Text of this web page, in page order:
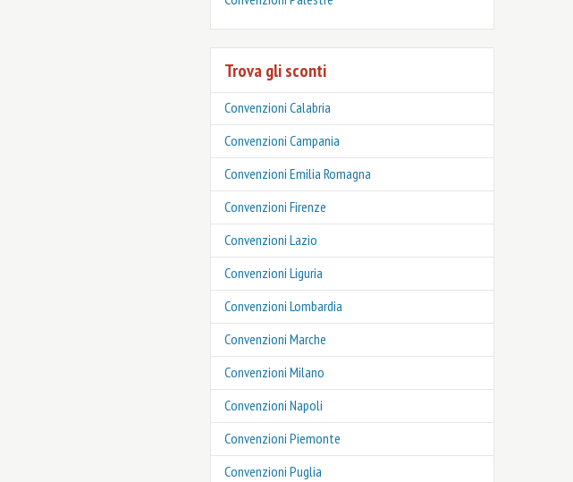
Trova gli sconti
Convenzioni Calabria
Convenzioni Campania
Convenzioni Emilia Romagna
Convenzioni Firenze
Convenzioni Lazio
Convenzioni Liguria
Convenzioni Lombardia
Convenzioni Marche
Convenzioni Milano
Convenzioni Napoli
Convenzioni Piemonte
Convenzioni Puglia